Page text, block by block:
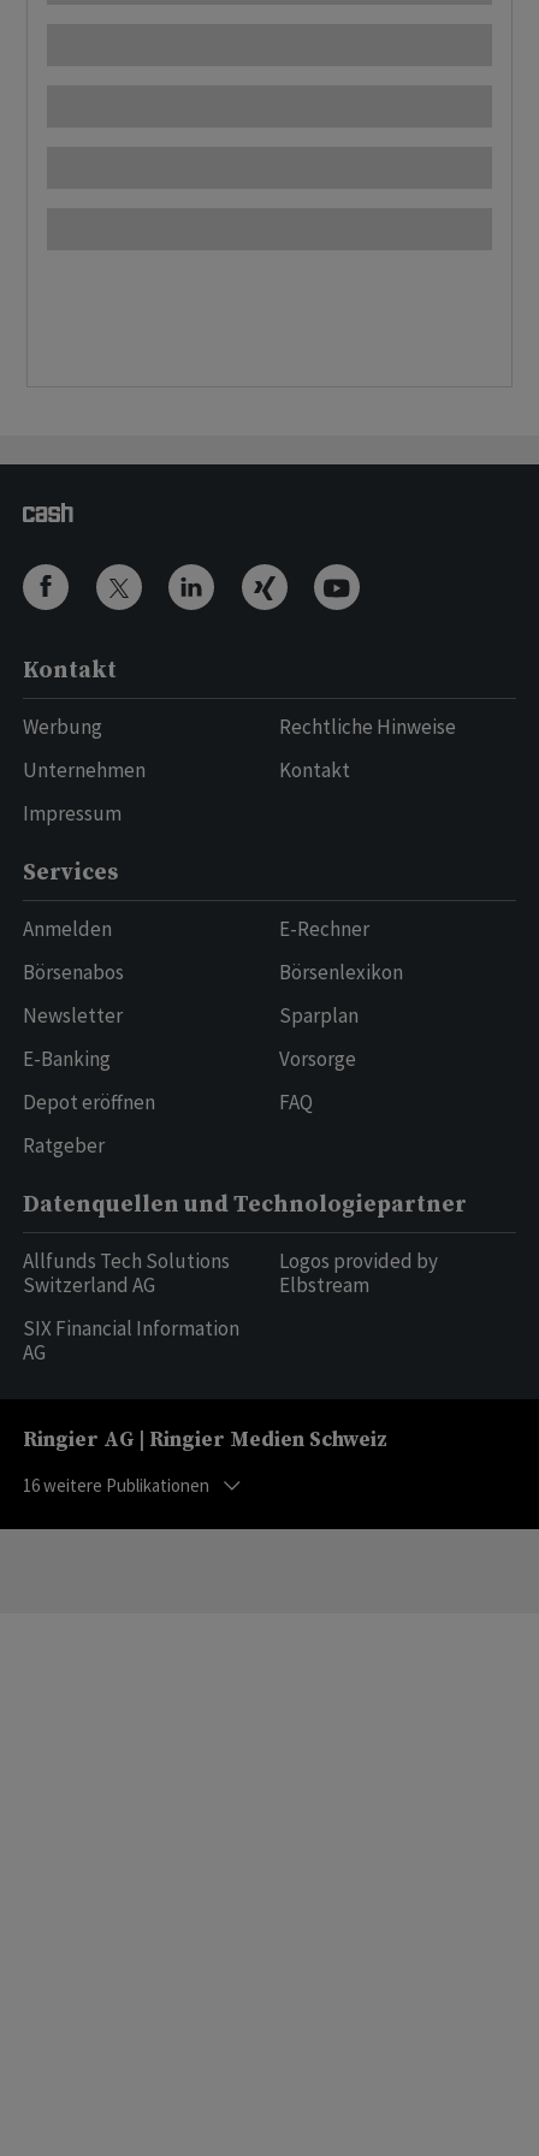
Kontakt
Werbung
Unternehmen
Impressum
Rechtliche Hinweise
Kontakt
Services
Anmelden
Börsenabos
Newsletter
E-Banking
Depot eröffnen
Ratgeber
E-Rechner
Börsenlexikon
Sparplan
Vorsorge
FAQ
Datenquellen und Technologiepartner
Allfunds Tech Solutions
Switzerland AG
SIX Financial Information
AG
Logos provided by
Elbstream
Ringier AG | Ringier Medien Schweiz
16weitere Publikationen